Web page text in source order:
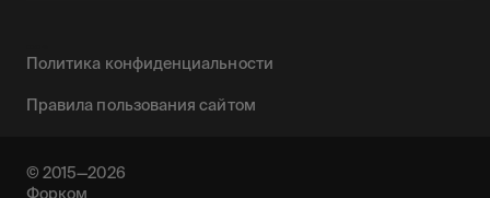
Политика конфиденциальности
Правила пользования сайтом
© 2015—2026
Форком